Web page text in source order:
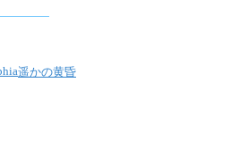
遥かの黄昏